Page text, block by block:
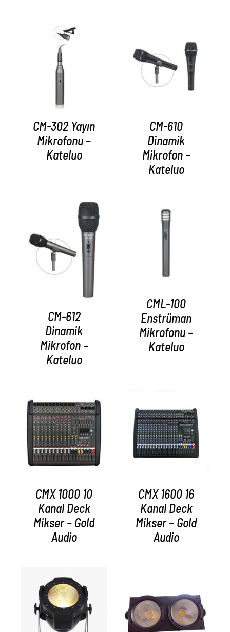
AYRINTILAR
CM-302 Yayın
Mikrofonu –
Kateluo
AYRINTILAR
CM-610
Dinamik
Mikrofon –
Kateluo
AYRINTILAR
CM-612
Dinamik
Mikrofon –
Kateluo
CML-100
Enstrüman
Mikrofonu –
Kateluo
AYRINTILAR
CMX 1000 10
Kanal Deck
Mikser – Gold
Audio
AYRINTILAR
CMX 1600 16
Kanal Deck
Mikser – Gold
Audio
AYRINTILAR AYRINTILAR